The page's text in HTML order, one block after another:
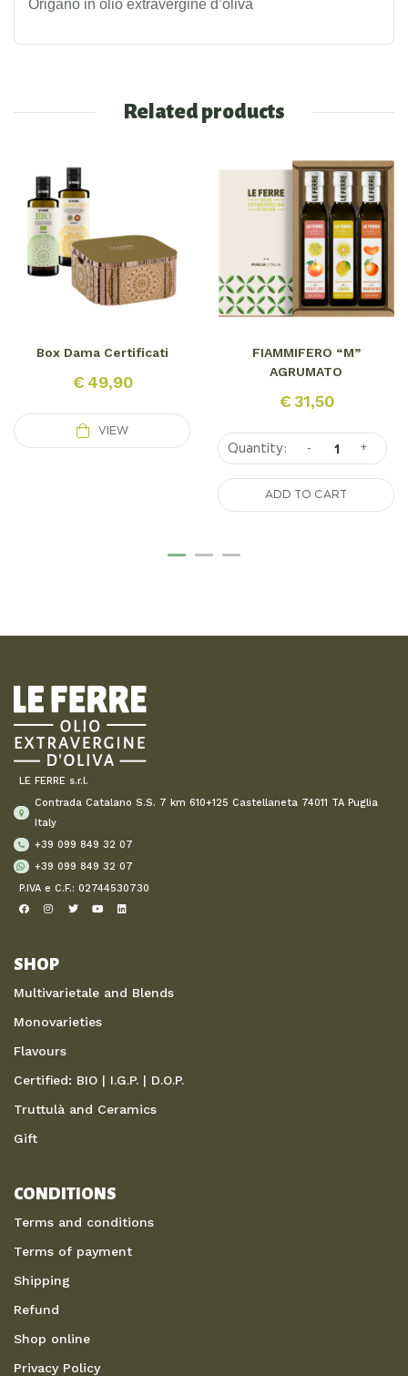
Origano in olio extravergine d’oliva
Related products
Box Dama Certificati
€ 49,90
VIEW
FIAMMIFERO “M”
AGRUMATO
€31,50
- +
ADD TO CART
LE FERRE s.r.l.
Contrada Catalano S.S. 7 km 610+125 Castellaneta 74011 TA Puglia
Italy
+39 099 849 32 07
+39 099 849 32 07
P.IVA e C.F.: 02744530730
SHOP
Multivarietale and Blends
Monovarieties
Flavours
Certified: BIO | I.G.P. | D.O.P.
Truttulà and Ceramics
Gift
CONDITIONS
Terms and conditions
Terms of payment
Shipping
Refund
Shop online
Privacy Policy